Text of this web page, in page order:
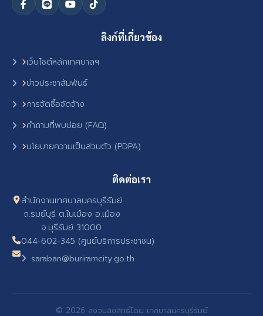
ลิงก์ที่เกี่ยวข้อง
เว็บไซต์หลักเทศบาลฯ
ข่าวประชาสัมพันธ์
การจัดซื้อจัดจ้าง
คำถามที่พบบ่อย (FAQ)
นโยบายความเป็นส่วนตัว (PDPA)
ติดต่อเรา
สำนักงานเทศบาลนครบุรีรัมย์
ถ.รมย์บุรี ต.ในเมือง อ.เมือง
จ.บุรีรัมย์ 31000
044-602-345 (ศูนย์บริการประชาชน)
saraban@buriramcity.go.th
© 2026 สงวนลิขสิทธิ์โดย เทศบาลนครบุรีรัมย์